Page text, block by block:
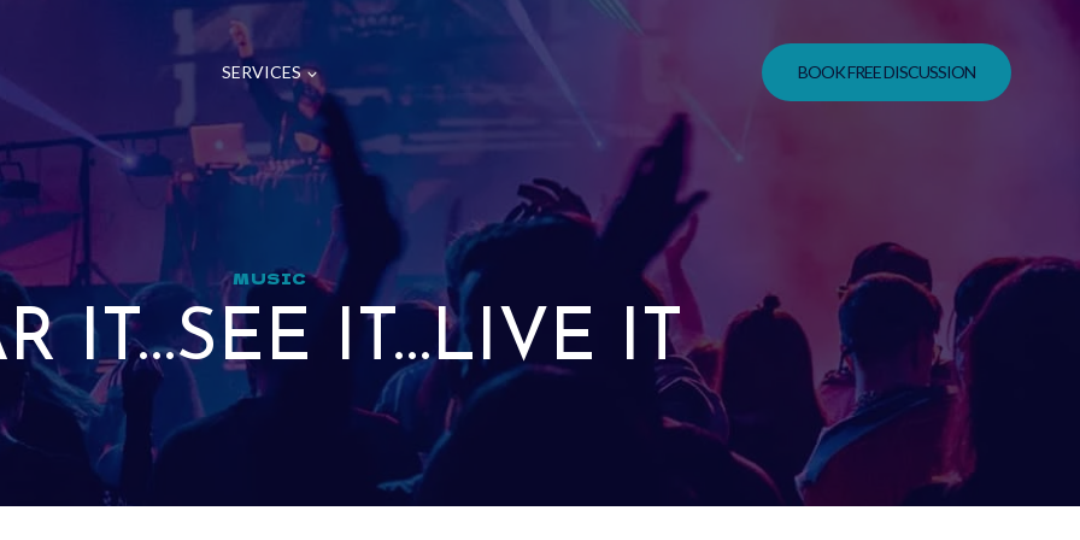
SERVICES BOOK FREE DISCUSSION
MUSIC
IT…SEE IT…LIVE IT